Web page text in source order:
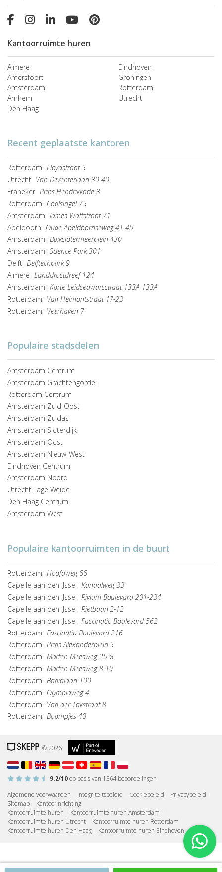
Kantoorruimte huren
Almere
Amersfoort
Amsterdam
Arnhem
Den Haag
Eindhoven
Groningen
Rotterdam
Utrecht
Recent geplaatste kantoren
Rotterdam Lloydstraat 5
Utrecht Van Deventerlaan 30-40
Franeker Prins Hendrikkade 3
Rotterdam Coolsingel 75
Amsterdam James Wattstraat 71
Apeldoorn Oude Apeldoornseweg 41-45
Amsterdam Buikslotermeerplein 430
Amsterdam Science Park 301
Delft Delftechpark 9
Almere Landdrostdreef 124
Amsterdam Korte Leidsedwarsstraat 133A 133A
Rotterdam Van Helmontstraat 17-23
Rotterdam Veerhaven 7
Populaire stadsdelen
Amsterdam Centrum
Amsterdam Grachtengordel
Rotterdam Centrum
Amsterdam Zuid-Oost
Amsterdam Zuidas
Amsterdam Sloterdijk
Amsterdam Oost
Amsterdam Nieuw-West
Eindhoven Centrum
Amsterdam Noord
Utrecht Lage Weide
Den Haag Centrum
Amsterdam West
Populaire kantoorruimten in de buurt
Rotterdam Hoofdweg 66
Capelle aan den IJssel Kanaalweg 33
Capelle aan den IJssel Rivium Boulevard 201-234
Capelle aan den IJssel Rietbaan 2-12
Capelle aan den IJssel Fascinatio Boulevard 562
Rotterdam Fascinatio Boulevard 216
Rotterdam Prins Alexanderplein 5
Rotterdam Marten Meesweg 25-G
Rotterdam Marten Meesweg 8-10
Rotterdam Bahialaan 100
Rotterdam Olympiaweg 4
Rotterdam Van der Takstraat 8
Rotterdam Boompjes 40
© 2026
9.2/10op basis van 1364beoordelingen
Algemene voorwaarden
Integriteitsbeleid Cookiebeleid Privacybeleid
Sitemap
Kantoorinrichting
Kantoorruimte huren
Kantoorruimte huren Amsterdam
Kantoorruimte huren Utrecht
Kantoorruimte huren Rotterdam
Kantoorruimte huren Den Haag
Kantoorruimte huren Eindhoven